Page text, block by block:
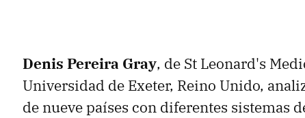
Denis Pereira Gray, de St Leonard's
Universidad de Exeter, Reino Unido,
de nueve países con diferentes sistemas